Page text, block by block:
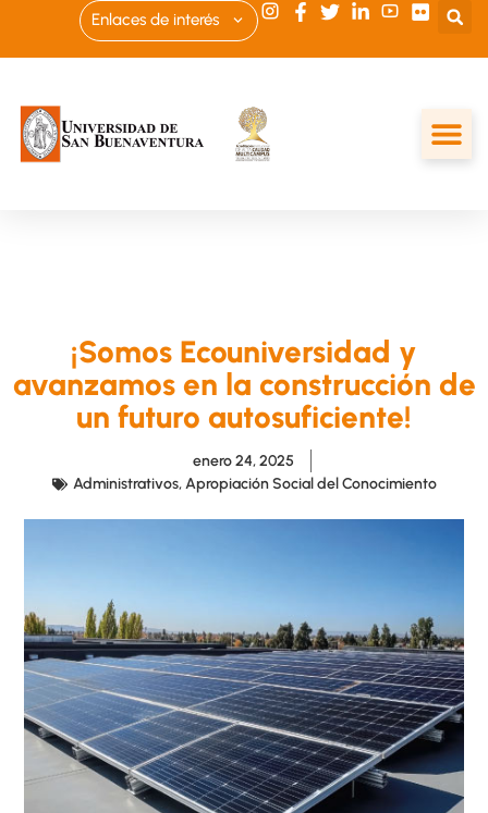
Enlaces de interés
¡Somos Ecouniversidad y
avanzamos en la construcción de
un futuro autosuficiente!
enero 24, 2025
Administrativos,Apropiación Social del Conocimiento